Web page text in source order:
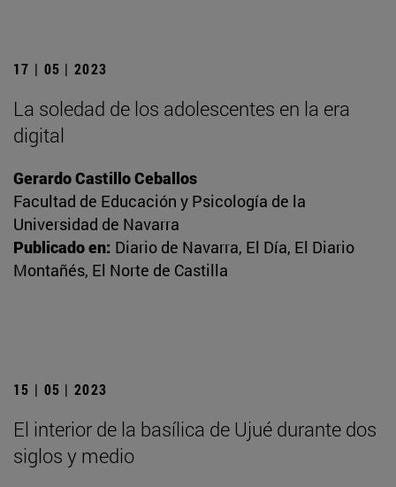
17 | 05 | 2023
La soledad de los adolescentes en la era
digital
Gerardo Castillo Ceballos
Facultad de Educación y Psicología de la
Universidad de Navarra
Publicado en: Diario de Navarra, El Día, El Diario
Montañés, El Norte de Castilla
15 | 05 | 2023
El interior de la basílica de Ujué durante dos
siglos y medio